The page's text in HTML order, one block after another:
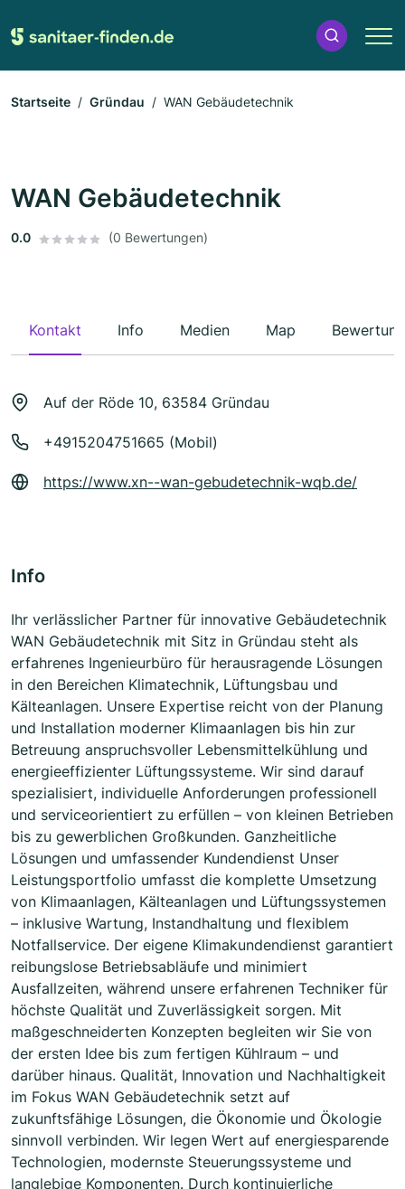
Startseite Gründau WAN Gebäudetechnik
WAN Gebäudetechnik
0.0 (0 Bewertungen)
Kontakt Info Medien Map
Auf der Röde 10, 63584 Gründau
+4915204751665 (Mobil)
https://www.xn--wan-gebudetechnik-wqb.de/
Info
Ihr verlässlicher Partner für innovative Gebäudetechnik
WAN Gebäudetechnik mit Sitz in Gründau steht als
erfahrenes Ingenieurbüro für herausragende Lösungen
in den Bereichen Klimatechnik, Lüftungsbau und
Kälteanlagen. Unsere Expertise reicht von der Planung
und Installation moderner Klimaanlagen bis hin zur
Betreuung anspruchsvoller Lebensmittelkühlung und
energieeffizienter Lüftungssysteme. Wir sind darauf
spezialisiert, individuelle Anforderungen professionell
und serviceorientiert zu erfüllen – von kleinen Betrieben
bis zu gewerblichen Großkunden. Ganzheitliche
Lösungen und umfassender Kundendienst Unser
Leistungsportfolio umfasst die komplette Umsetzung
von Klimaanlagen, Kälteanlagen und Lüftungssystemen
– inklusive Wartung, Instandhaltung und flexiblem
Notfallservice. Der eigene Klimakundendienst garantiert
reibungslose Betriebsabläufe und minimiert
Ausfallzeiten, während unsere erfahrenen Techniker für
höchste Qualität und Zuverlässigkeit sorgen. Mit
maßgeschneiderten Konzepten begleiten wir Sie von
der ersten Idee bis zum fertigen Kühlraum – und
darüber hinaus. Qualität, Innovation und Nachhaltigkeit
im Fokus WAN Gebäudetechnik setzt auf
zukunftsfähige Lösungen, die Ökonomie und Ökologie
sinnvoll verbinden. Wir legen Wert auf energiesparende
Technologien, modernste Steuerungssysteme und
langlebige Komponenten. Durch kontinuierliche